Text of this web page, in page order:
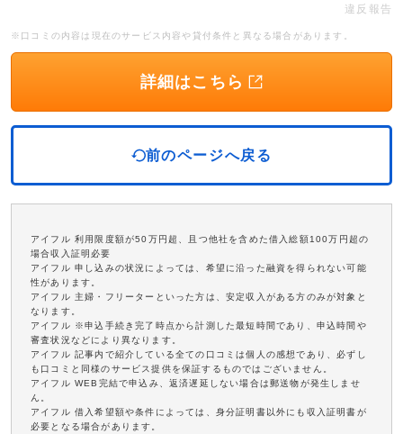
違反報告
※口コミの内容は現在のサービス内容や貸付条件と異なる場合があります。
詳細はこちら
前のページへ戻る
アイフル 利用限度額が50万円超、且つ他社を含めた借入総額100万円超の
場合収入証明必要
アイフル 申し込みの状況によっては、希望に沿った融資を得られない可能
性があります。
アイフル 主婦・フリーターといった方は、安定収入がある方のみが対象と
なります。
アイフル ※申込手続き完了時点から計測した最短時間であり、申込時間や
審査状況などにより異なります。
アイフル 記事内で紹介している全ての口コミは個人の感想であり、必ずし
も口コミと同様のサービス提供を保証するものではございません。
アイフル WEB完結で申込み、返済遅延しない場合は郵送物が発生しませ
ん。
アイフル 借入希望額や条件によっては、身分証明書以外にも収入証明書が
必要となる場合があります。